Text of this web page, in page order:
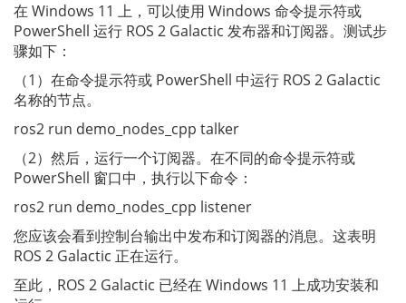
在 Windows 11 上，可以使用 Windows 命令提示符或
PowerShell 运行 ROS 2 Galactic 发布器和订阅器。测试步
骤如下：
（1）在命令提示符或 PowerShell 中运行 ROS 2 Galactic
名称的节点。
ros2 run demo_nodes_cpp talker
（2）然后，运行一个订阅器。在不同的命令提示符或
PowerShell 窗口中，执行以下命令：
ros2 run demo_nodes_cpp listener
您应该会看到控制台输出中发布和订阅器的消息。这表明
ROS 2 Galactic 正在运行。
至此，ROS 2 Galactic 已经在 Windows 11 上成功安装和